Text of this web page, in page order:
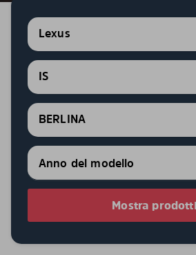
Lexus
IS
BERLINA
Mostra prodotti